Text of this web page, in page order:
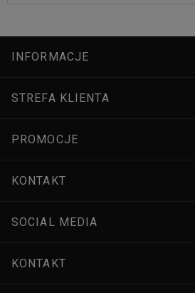
INFORMACJE
STREFA KLIENTA
PROMOCJE
KONTAKT
SOCIAL MEDIA
KONTAKT